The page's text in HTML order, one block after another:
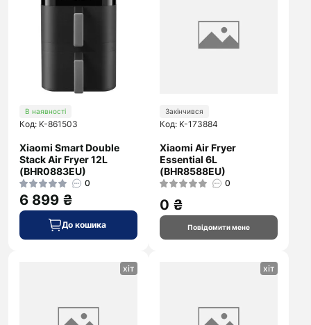
В наявності
Код: K-861503
Xiaomi Smart Double
Stack Air Fryer 12L
(BHR0883EU)
0
6 899 ₴
До кошика
Закінчився
Код: K-173884
Xiaomi Air Fryer
Essential 6L
(BHR8588EU)
0
0 ₴
Повідомити мене
хіт хіт